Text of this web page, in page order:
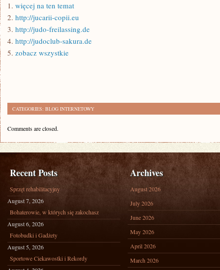
1. więcej na ten temat
2. http://jucarii-copii.eu
3. http://judo-freilassing.de
4. http://judoclub-sakura.de
5. zobacz wszystkie
CATEGORIES: BLOG INTERNETOWY
Comments are closed.
Recent Posts
Sprzęt rehabilitacyjny
August 7, 2026
Bohaterowie, w których się zakochasz
August 6, 2026
Fotobudki i Gadżety
August 5, 2026
Sportowe Ciekawostki i Rekordy
Archives
August 2026
July 2026
June 2026
May 2026
April 2026
March 2026